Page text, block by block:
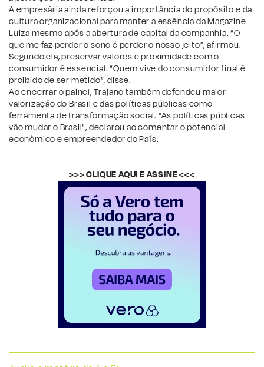
A empresária ainda reforçou a importância do propósito e da
cultura organizacional para manter a essência da Magazine
Luiza mesmo após a abertura de capital da companhia. “O
que me faz perder o sono é perder o nosso jeito”, afirmou.
Segundo ela, preservar valores e proximidade com o
consumidor é essencial. “Quem vive do consumidor final é
proibido de ser metido”, disse.
Ao encerrar o painel, Trajano também defendeu maior
valorização do Brasil e das políticas públicas como
ferramenta de transformação social. "As políticas públicas
vão mudar o Brasil", declarou ao comentar o potencial
econômico e empreendedor do País.
>>> CLIQUE AQUI E ASSINE <<<